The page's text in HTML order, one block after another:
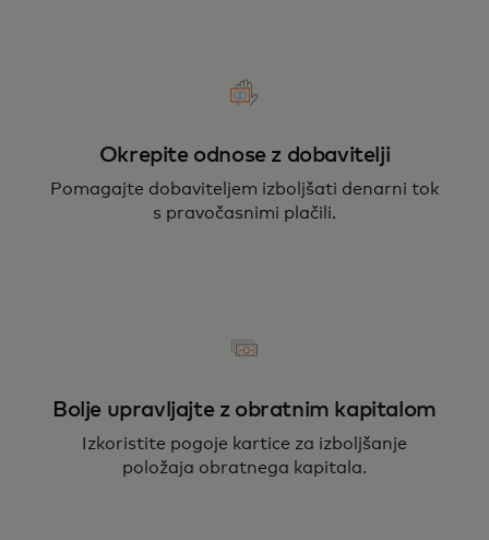
Okrepite odnose z dobavitelji
Pomagajte dobaviteljem izboljšati denarni tok
s pravočasnimi plačili.
Bolje upravljajte z obratnim kapitalom
Izkoristite pogoje kartice za izboljšanje
položaja obratnega kapitala.